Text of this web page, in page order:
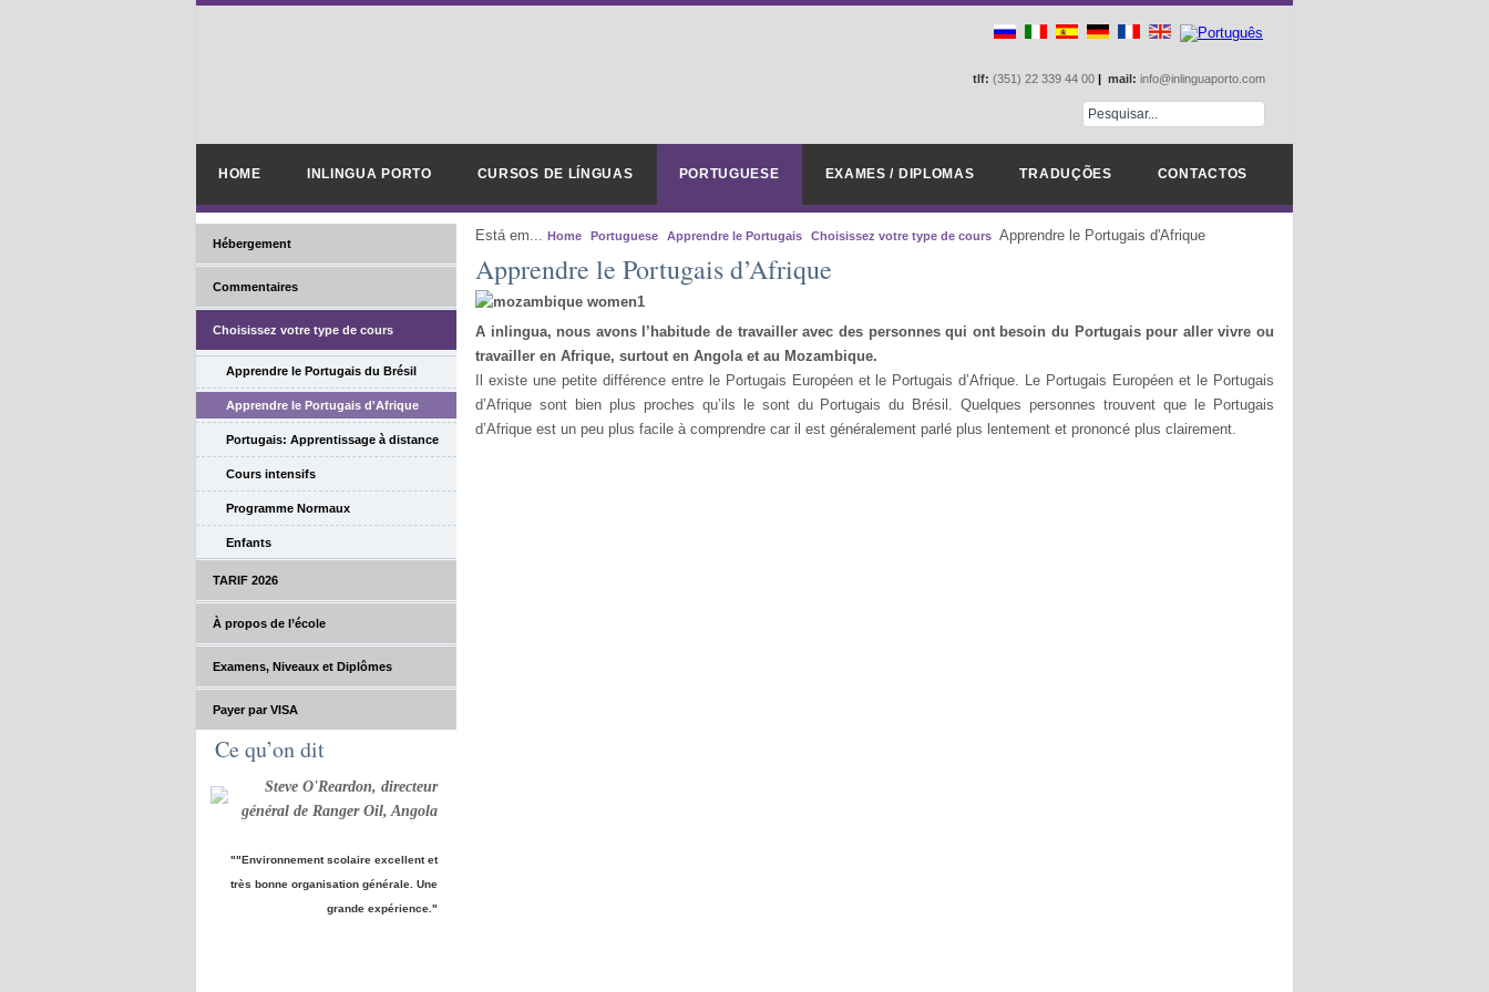
tlf: (351) 22 339 44 00 | mail: info@inlinguaporto.com
HOME INLINGUA PORTO CURSOS DE LÍNGUAS PORTUGUESE EXAMES / DIPLOMAS TRADUÇÕES CONTACTOS
Hébergement
Commentaires
Choisissez votre type de cours
Apprendre le Portugais du Brésil
Apprendre le Portugais d'Afrique
Portugais: Apprentissage à distance
Cours intensifs
Programme Normaux
Enfants
TARIF 2026
À propos de l’école
Examens, Niveaux et Diplômes
Payer par VISA
Ce qu’on dit
Steve O'Reardon, directeur
général de Ranger Oil, Angola
""Environnement scolaire excellent et
très bonne organisation générale. Une
grande expérience."
Está em... Home Portuguese Apprendre le Portugais Choisissez votre type de cours Apprendre le Portugais d'Afrique
Apprendre le Portugais d’Afrique
A inlingua, nous avons l’habitude de travailler avec des personnes qui ont besoin du Portugais pour aller vivre ou
travailler en Afrique, surtout en Angola et au Mozambique.
Il existe une petite différence entre le Portugais Européen et le Portugais d’Afrique. Le Portugais Européen et le Portugais
d’Afrique sont bien plus proches qu’ils le sont du Portugais du Brésil. Quelques personnes trouvent que le Portugais
d’Afrique est un peu plus facile à comprendre car il est généralement parlé plus lentement et prononcé plus clairement.